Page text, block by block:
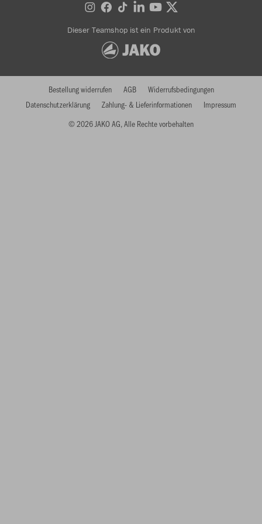
Dieser Teamshop ist ein Produkt von
© 2026 JAKO AG, Alle Rechte vorbehalten
Bestellung widerrufen AGB
Widerrufsbedingungen
Datenschutzerklärung
Zahlung- & Lieferinformationen Impressum